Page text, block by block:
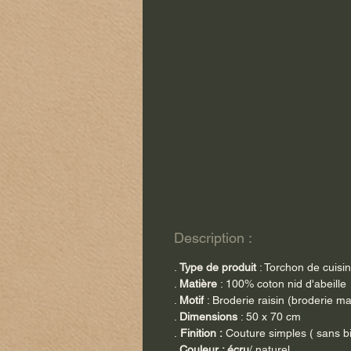
Description :
Type de produit: Torchon de
Matière : 100% coton nid d'abeille
Motif: Broderie raisin (broderie
Dimensions : 50 x 70 cm
Finition : Couture simples ( sans